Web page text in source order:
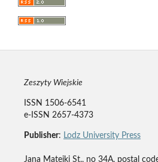
Zeszyty Wiejskie
ISSN 1506-6541
e-ISSN 2657-4373
Publisher: Lodz University Press
Jana Matejki St., no 34A, postal